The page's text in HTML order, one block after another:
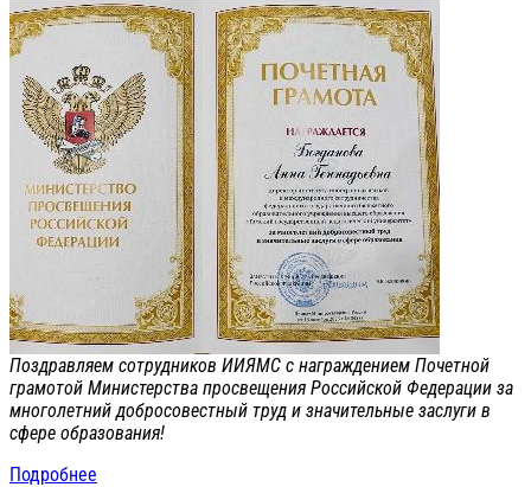
Поздравляем сотрудников ИИЯМС с награждением Почетной
грамотой Министерства просвещения Российской Федерации за
многолетний добросовестный труд и значительные заслуги в
сфере образования!
Подробнее